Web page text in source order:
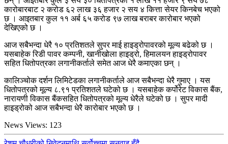
कारोबारबाट २ करोड ६२ लाख ३६ हजार २ सय ४ कित्ता सेयर किनबेच भएको
छ । आइतबार कुल ११ अर्ब ६५ करोड ९७ लाख बराबर कारोबार भएको
देखिएको छ ।
आज सबैभन्दा धेरै १० प्रतिशतले सुपर माई हाइड्रोपावरको मूल्य बढेको छ ।
यसबाहेक रिडी पावर कम्पनी, खानीखोला हाइड्रो, हिमालयन हाइड्रोपावर
सहित धितोपत्रका लगानीकर्ताले समेत आज धेरै कमाएका छन् ।
कालिञ्चोक दर्शन लिमिटेडका लगानीकर्ताले आज सबैभन्दा धेरै गुमाए । यस
धितोपत्रको मूल्य ८.९१ प्रतिशतले घटेको छ । यसबाहेक कर्पोरेट विकास बैंक,
नारायणी विकास बैंकसहित धितोपत्रको मूल्य धेरैले घटेको छ । सुपर मादी
हाइड्रोको आज सबैभन्दा धेरै कारोबार भएको छ ।
News Views: 123